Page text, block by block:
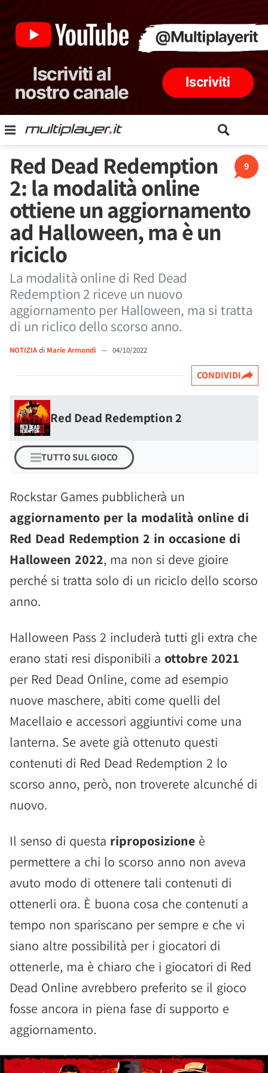
9
Red Dead Redemption
2: la modalità online
ottiene un aggiornamento
ad Halloween, ma è un
riciclo
La modalità online di Red Dead
Redemption 2 riceve un nuovo
aggiornamento per Halloween, ma si tratta
di un riclico dello scorso anno.
NOTIZIAdi Marie Armondi — 04/10/2022
CONDIVIDI
Red Dead Redemption 2
TUTTO SUL GIOCO
Rockstar Games pubblicherà un
aggiornamento per la modalità online di
Red Dead Redemption 2 in occasione di
Halloween 2022, ma non si deve gioire
perché si tratta solo di un riciclo dello scorso
anno.
Halloween Pass 2 includerà tutti gli extra che
erano stati resi disponibili a ottobre 2021
per Red Dead Online, come ad esempio
nuove maschere, abiti come quelli del
Macellaio e accessori aggiuntivi come una
lanterna. Se avete già ottenuto questi
contenuti di Red Dead Redemption 2 lo
scorso anno, però, non troverete alcunché di
nuovo.
Il senso di questa riproposizione è
permettere a chi lo scorso anno non aveva
avuto modo di ottenere tali contenuti di
ottenerli ora. È buona cosa che contenuti a
tempo non spariscano per sempre e che vi
siano altre possibilità per i giocatori di
ottenerle, ma è chiaro che i giocatori di Red
Dead Online avrebbero preferito se il gioco
fosse ancora in piena fase di supporto e
aggiornamento.